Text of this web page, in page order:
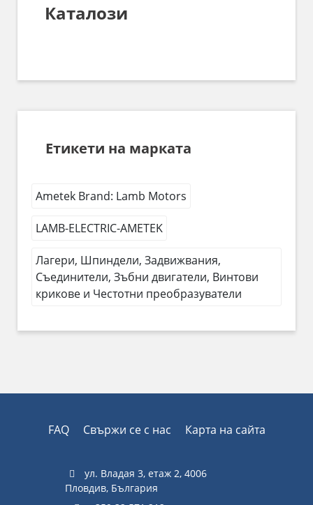
Каталози
Етикети на марката
Ametek Brand: Lamb Motors
LAMB-ELECTRIC-AMETEK
Лагери, Шпиндели, Задвижвания,
Съединители, Зъбни двигатели, Винтови
крикове и Честотни преобразуватели
FAQ Свържи се с нас Карта на сайта
ул. Владая 3, етаж 2, 4006
Пловдив, България